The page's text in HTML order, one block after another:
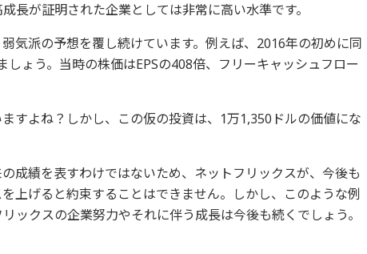
長が証明された企業としては非常に高い水準です。
気派の予想を覆し続けています。例えば、2016年の初めに同
ょう。当時の株価はEPSの408倍、フリーキャッシュフロー
すよね？しかし、この仮の投資は、1万1,350ドルの価値にな
成績を表すわけではないため、ネットフリックスが、今後も
上げると約束することはできません。しかし、このような例
ックスの企業努力やそれに伴う成長は今後も続くでしょう。